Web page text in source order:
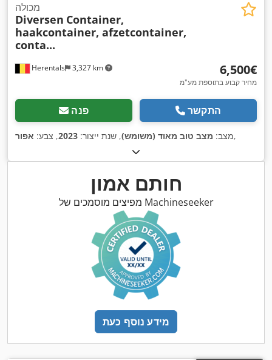
Herentals 3,327 km
מכולה
Diversen Container,
haakcontainer, afzetcontainer,
conta...
‏6,500 ‏€
מחיר קבוע בתוספת מע"מ
פנה התקשר
מצב: מצב טוב מאוד (משומש), שנת ייצור: 2023, צבע: אפור ,
חותם אמון
מפיצים מוסמכים של Machineseeker
מידע נוסף כעת